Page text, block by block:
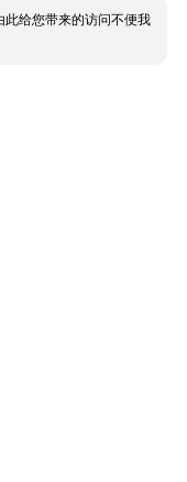
此给您带来的访问不便我